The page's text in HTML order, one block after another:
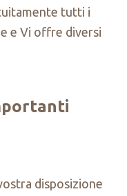
tutti i
e Vi offre diversi
disposizione